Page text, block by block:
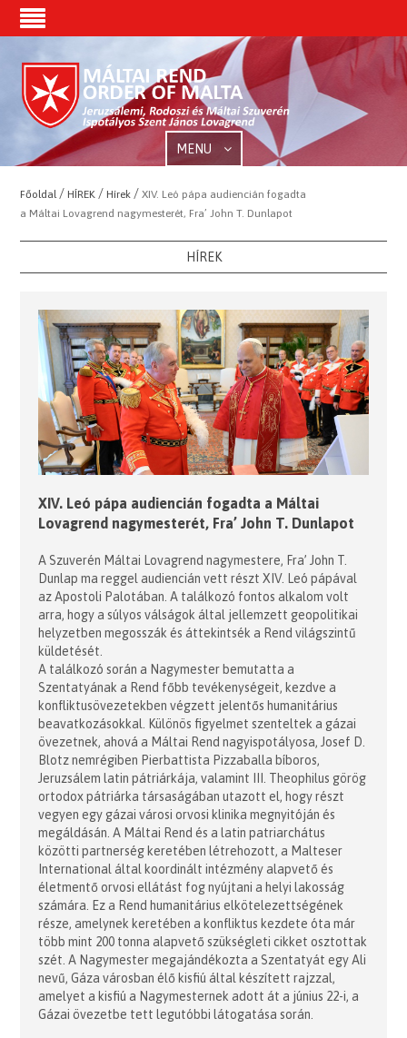
MENU
Főoldal /HÍREK /Hírek /XIV. Leó pápa audiencián fogadta
a Máltai Lovagrend nagymesterét, Fra’ John T. Dunlapot
HÍREK
XIV. Leó pápa audiencián fogadta a Máltai
Lovagrend nagymesterét, Fra’ John T. Dunlapot
A Szuverén Máltai Lovagrend nagymestere, Fra’ John T.
Dunlap ma reggel audiencián vett részt XIV. Leó pápával
az Apostoli Palotában. A találkozó fontos alkalom volt
arra, hogy a súlyos válságok által jellemzett geopolitikai
helyzetben megosszák és áttekintsék a Rend világszintű
küldetését.
A találkozó során a Nagymester bemutatta a
Szentatyának a Rend főbb tevékenységeit, kezdve a
konfliktusövezetekben végzett jelentős humanitárius
beavatkozásokkal. Különös figyelmet szenteltek a gázai
övezetnek, ahová a Máltai Rend nagyispotályosa, Josef D.
Blotz nemrégiben Pierbattista Pizzaballa bíboros,
Jeruzsálem latin pátriárkája, valamint III. Theophilus görög
ortodox pátriárka társaságában utazott el, hogy részt
vegyen egy gázai városi orvosi klinika megnyitóján és
megáldásán. A Máltai Rend és a latin patriarchátus
közötti partnerség keretében létrehozott, a Malteser
International által koordinált intézmény alapvető és
életmentő orvosi ellátást fog nyújtani a helyi lakosság
számára. Ez a Rend humanitárius elkötelezettségének
része, amelynek keretében a konfliktus kezdete óta már
több mint 200 tonna alapvető szükségleti cikket osztottak
szét. A Nagymester megajándékozta a Szentatyát egy Ali
nevű, Gáza városban élő kisfiú által készített rajzzal,
amelyet a kisfiú a Nagymesternek adott át a június 22-i, a
Gázai övezetbe tett legutóbbi látogatása során.